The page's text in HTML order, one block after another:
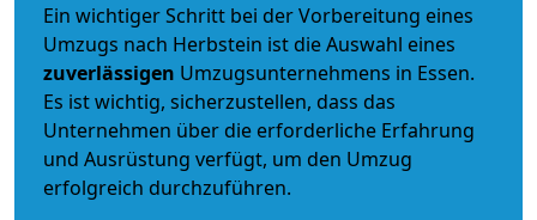
Ein wichtiger Schritt bei der Vorbereitung eines
Umzugs nach Herbstein ist die Auswahl eines
zuverlässigen Umzugsunternehmens in Essen.
Es ist wichtig, sicherzustellen, dass das
Unternehmen über die erforderliche Erfahrung
und Ausrüstung verfügt, um den Umzug
erfolgreich durchzuführen.